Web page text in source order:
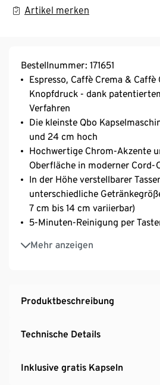
Artikel merken
Bestellnummer: 171651
Espresso, Caffè Crema & Caffè
Knopfdruck - dank
Verfahren​
Die kleinste Qbo
und 24 cm hoch​
Hochwertige Chrom-Akzente
Oberfläche in moderner Cord-
In der Höhe verstellbarer
unterschiedliche
7 cm bis 14 cm variierbar)
5-Minuten-Reinigung per
Mehr anzeigen
Individuell einstellbare
Integrierte Behälter, der bis zu
einfaches Befüllen
Tassenbeleuchtung während
Individuell einstellbare
Top-Preis-Leistungs-
Produktbeschreibung
Technische Details
Inklusive gratis Kapseln